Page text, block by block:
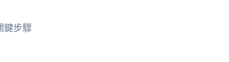
鍵步驟